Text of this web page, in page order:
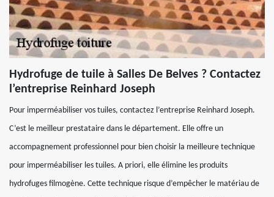
Hydrofuge de tuile à Salles De Belves ? Contactez
l’entreprise Reinhard Joseph
Pour imperméabiliser vos tuiles, contactez l’entreprise Reinhard Joseph.
C’est le meilleur prestataire dans le département. Elle offre un
accompagnement professionnel pour bien choisir la meilleure technique
pour imperméabiliser les tuiles. A priori, elle élimine les produits
hydrofuges filmogène. Cette technique risque d’empêcher le matériau de